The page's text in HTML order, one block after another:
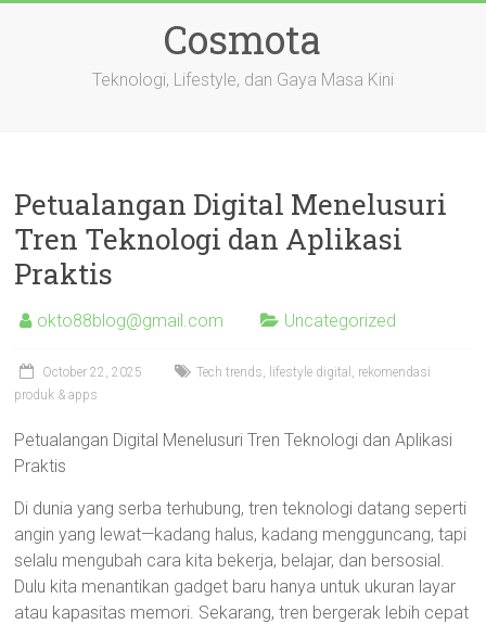
Cosmota
Teknologi, Lifestyle, dan Gaya Masa Kini
Petualangan Digital Menelusuri
Tren Teknologi dan Aplikasi
Praktis
okto88blog@gmail.com Uncategorized
October 22, 2025
Tech trends, lifestyle digital, rekomendasi
produk & apps
Petualangan Digital Menelusuri Tren Teknologi dan Aplikasi
Praktis
Di dunia yang serba terhubung, tren teknologi datang seperti
angin yang lewat—kadang halus, kadang mengguncang, tapi
selalu mengubah cara kita bekerja, belajar, dan bersosial.
Dulu kita menantikan gadget baru hanya untuk ukuran layar
atau kapasitas memori. Sekarang, tren bergerak lebih cepat